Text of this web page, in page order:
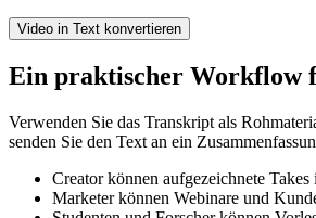
Video in Text konvertieren
Ein praktischer Workflow
Verwenden Sie das Transkript als
senden Sie den Text an ein
Creator können aufgezeichnete
Marketer können Webinare und